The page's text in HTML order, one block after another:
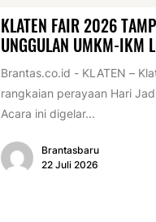
KLATEN FAIR 2026
UNGGULAN UMKM-IKM
Brantas.co.id - KLATEN –
rangkaian perayaan Hari
Acara ini digelar...
Brantasbaru
22 Juli 2026